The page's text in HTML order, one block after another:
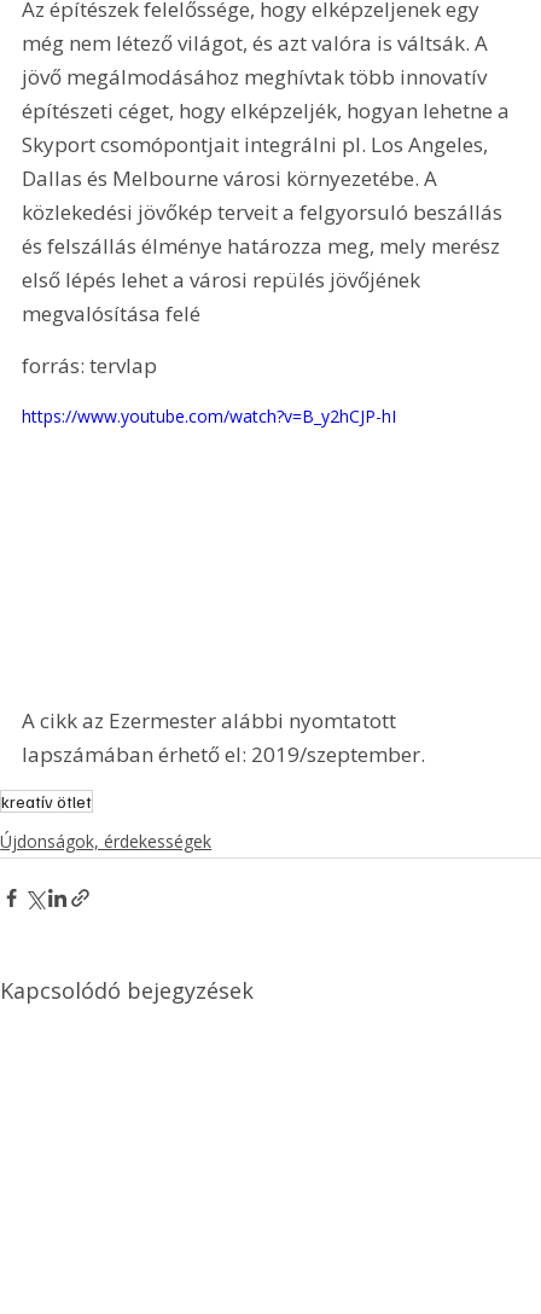
Az építészek felelőssége, hogy elképzeljenek egy
még nem létező világot, és azt valóra is váltsák. A
jövő megálmodásához meghívtak több innovatív
építészeti céget, hogy elképzeljék, hogyan lehetne a
Skyport csomópontjait integrálni pl. Los Angeles,
Dallas és Melbourne városi környezetébe. A
közlekedési jövőkép terveit a felgyorsuló beszállás
és felszállás élménye határozza meg, mely merész
első lépés lehet a városi repülés jövőjének
megvalósítása felé
forrás: tervlap
https://www.youtube.com/watch?v=B_y2hCJP-hI
A cikk az Ezermester alábbi nyomtatott
lapszámában érhető el: 2019/szeptember.
kreatív ötlet
Újdonságok, érdekességek
Kapcsolódó bejegyzések